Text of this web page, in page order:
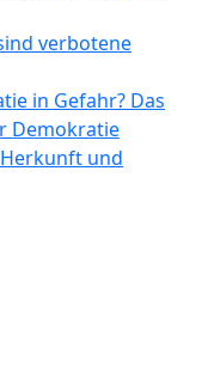
verbotene
in Gefahr? Das
Demokratie
und